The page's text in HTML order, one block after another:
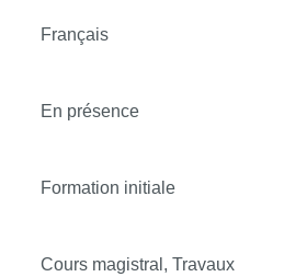
générales +
acteurs, Études, Essais
produits 14971 + 24971,
: Norme générale 60601-
Aptitude à l’utilisation
Français
En présence
Formation initiale
Cours magistral, Travaux